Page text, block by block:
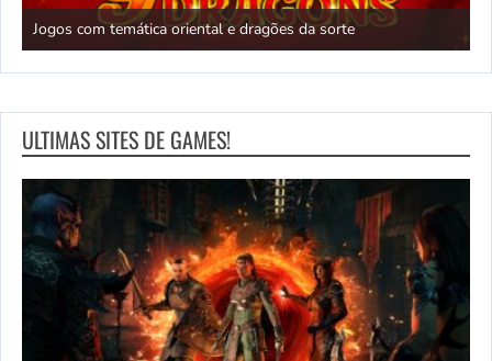
Jogos com temática oriental e dragões da sorte
ULTIMAS SITES DE GAMES!